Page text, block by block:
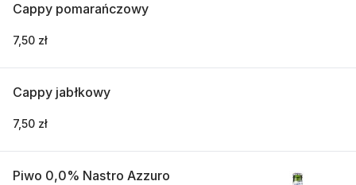
Cappy pomarańczowy
7,50 zł
Cappy jabłkowy
7,50 zł
Piwo 0,0% Nastro Azzuro